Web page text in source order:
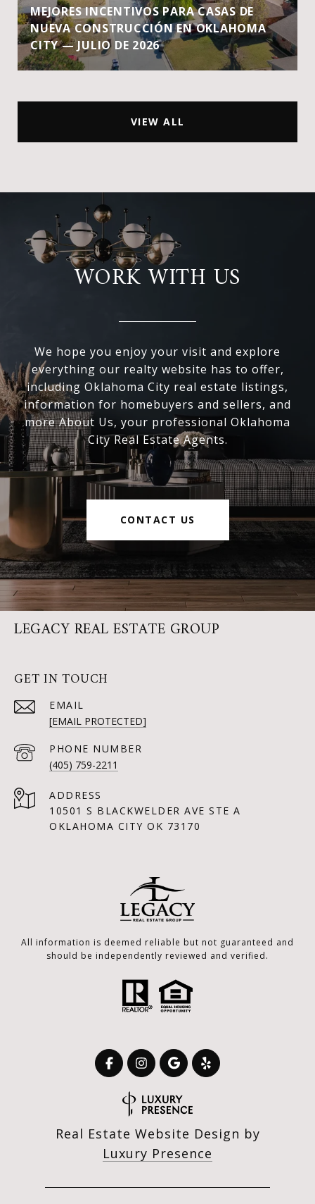
MEJORES INCENTIVOS PARA CASAS DE
NUEVA CONSTRUCCIÓN EN OKLAHOMA
CITY — JULIO DE 2026
VIEW ALL
WORK WITH US
We hope you enjoy your visit and explore
everything our realty website has to offer,
including Oklahoma City real estate listings,
information for homebuyers and sellers, and
more About Us, your professional Oklahoma
City Real Estate Agents.
CONTACT US
LEGACY REAL ESTATE GROUP
GET IN TOUCH
EMAIL
[EMAIL PROTECTED]
PHONE NUMBER
(405) 759-2211
ADDRESS
10501 S BLACKWELDER AVE STE A
OKLAHOMA CITY OK 73170
All information is deemed reliable but not guaranteed and
should be independently reviewed and verified.
Real Estate Website Design by
Luxury Presence